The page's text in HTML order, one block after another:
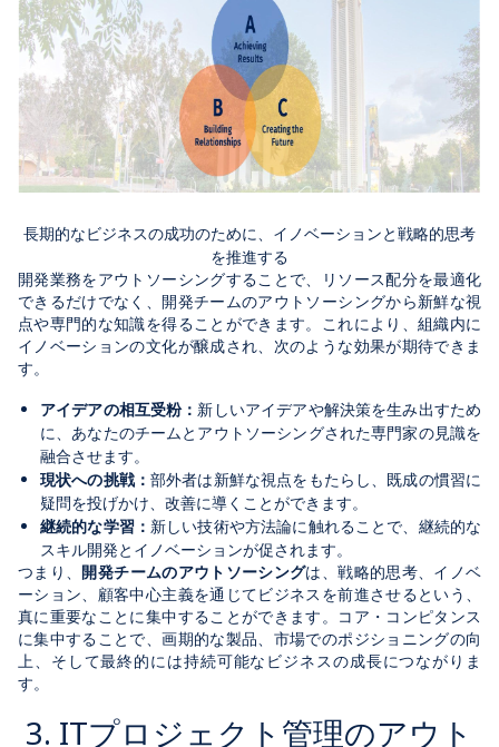
長期的なビジネスの成功のために、イノベーションと戦略的思考
を推進する
開発業務をアウトソーシングすることで、リソース配分を最適化
できるだけでなく、開発チームのアウトソーシングから新鮮な視
点や専門的な知識を得ることができます。これにより、組織内に
イノベーションの文化が醸成され、次のような効果が期待できま
す。
アイデアの相互受粉： 新しいアイデアや解決策を生み出すため
に、あなたのチームとアウトソーシングされた専門家の見識を
融合させます。
現状への挑戦：部外者は新鮮な視点をもたらし、既成の慣習に
疑問を投げかけ、改善に導くことができます。
継続的な学習： 新しい技術や方法論に触れることで、継続的な
スキル開発とイノベーションが促されます。
つまり、開発チームのアウトソーシングは、戦略的思考、イノベ
ーション、顧客中心主義を通じてビジネスを前進させるという、
真に重要なことに集中することができます。コア・コンピタンス
に集中することで、画期的な製品、市場でのポジショニングの向
上、そして最終的には持続可能なビジネスの成長につながりま
す。
3. ITプロジェクト管理のアウト